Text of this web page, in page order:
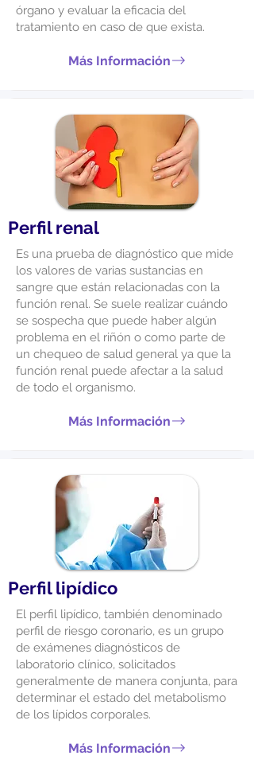
órgano y evaluar la eficacia del
tratamiento en caso de que exista.
Más Información
Perfil renal
Es una prueba de diagnóstico que mide
los valores de varias sustancias en
sangre que están relacionadas con la
función renal. Se suele realizar cuándo
se sospecha que puede haber algún
problema en el riñón o como parte de
un chequeo de salud general ya que la
función renal puede afectar a la salud
de todo el organismo.
Más Información
Perfil lipídico
El perfil lipídico, también denominado
perfil de riesgo coronario, es un grupo
de exámenes diagnósticos de
laboratorio clínico, solicitados
generalmente de manera conjunta, para
determinar el estado del metabolismo
de los lípidos corporales.
Más Información